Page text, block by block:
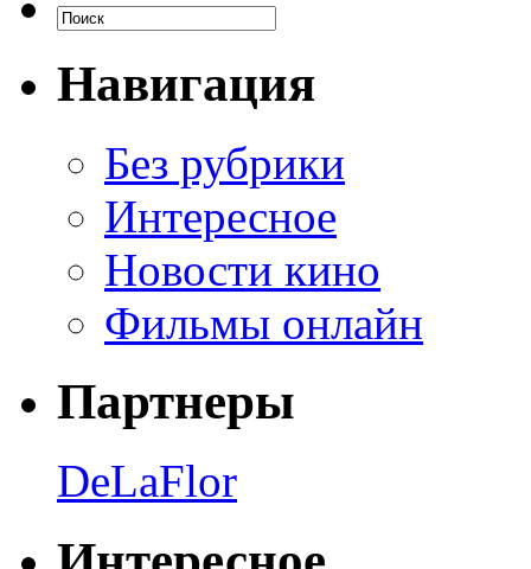
Навигация
Без рубрики
Интересное
Новости кино
Фильмы онлайн
Партнеры
DeLaFlor